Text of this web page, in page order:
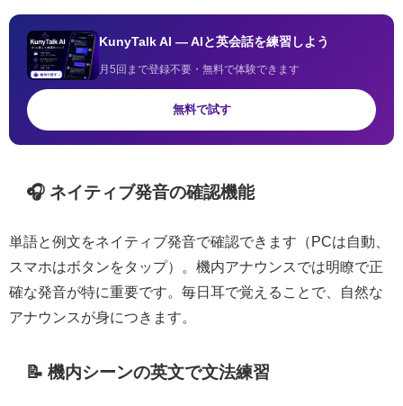
KunyTalk AI — AIと英会話を練習しよう
月5回まで登録不要・無料で体験できます
無料で試す
🎧 ネイティブ発音の確認機能
単語と例文をネイティブ発音で確認できます（PCは自動、
スマホはボタンをタップ）。機内アナウンスでは明瞭で正
確な発音が特に重要です。毎日耳で覚えることで、自然な
アナウンスが身につきます。
📝 機内シーンの英文で文法練習